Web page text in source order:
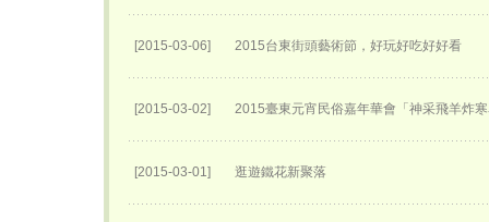
[2015-03-06] 2015台東街頭藝術節，好玩好吃好好看
[2015-03-02] 2015臺東元宵民俗嘉年華會「神采飛羊炸
[2015-03-01] 逛遊鐵花新聚落